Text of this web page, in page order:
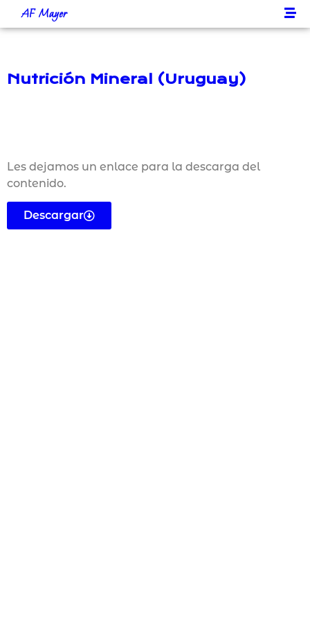
AF Mayer
Nutrición Mineral (Uruguay)
Les dejamos un enlace para la descarga del
contenido.
Descargar